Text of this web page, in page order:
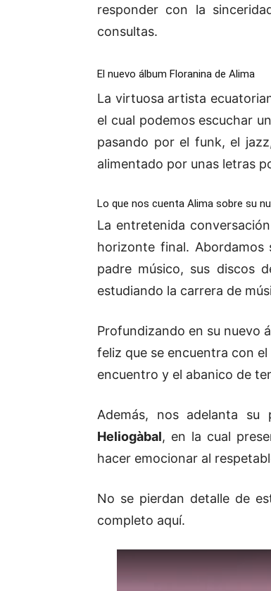
responder con la
consultas.
El nuevo álbum Floranina de Alima
La virtuosa artista
el cual podemos escuchar
pasando por el funk, el
alimentado por unas letras
Lo que nos cuenta Alima sobre su
La entretenida
horizonte final. Abordamos
padre músico, sus discos
estudiando la carrera de
Profundizando en su nuevo
feliz que se encuentra con
encuentro y el abanico de
Además, nos adelanta su
Heliogàbal, en la cual
hacer emocionar al
No se pierdan detalle de
completo aquí.